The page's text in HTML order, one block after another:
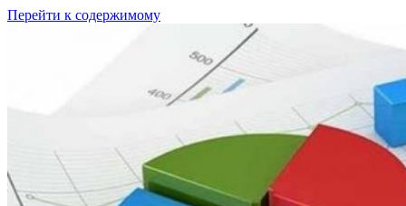
Перейти к содержимому